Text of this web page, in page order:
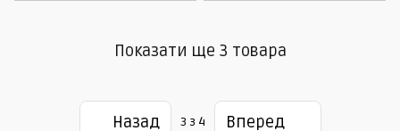
Показати ще 3 товара
Назад 3 з 4 Вперед